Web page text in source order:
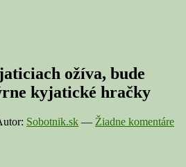
ožíva, bude
kyjatické hračky
Sobotnik.sk — Žiadne komentáre